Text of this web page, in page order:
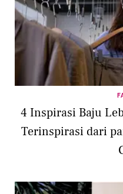
4 Inspirasi Baju
Terinspirasi dari